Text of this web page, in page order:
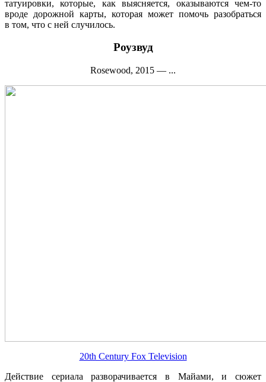
татуировки, которые, как выясняется, оказываются чем-то
вроде дорожной карты, которая может помочь разобраться
в том, что с ней случилось.
Роузвуд
Rosewood, 2015 — ...
20th Century Fox Television
Действие сериала разворачивается в Майами, и сюжет